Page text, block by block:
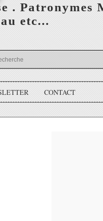
. Patronymes
etc...
CONTACT